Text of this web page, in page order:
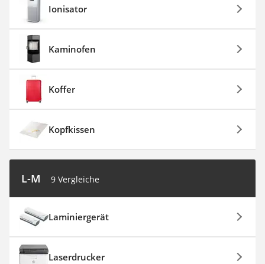
Ionisator
Kaminofen
Koffer
Kopfkissen
L-M 9 Vergleiche
Laminiergerät
Laserdrucker